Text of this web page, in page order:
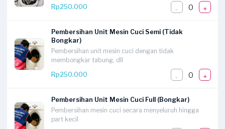
Rp250.000
- 0 +
Pembersihan Unit Mesin Cuci Semi (Tidak
Bongkar)
Pembersihan unit mesin cuci dengan tidak
membongkar tabung, dll
Rp250.000
- 0 +
Pembersihan Unit Mesin Cuci Full (Bongkar)
Pembersihan mesin cuci secara menyeluruh hingga
part kecil